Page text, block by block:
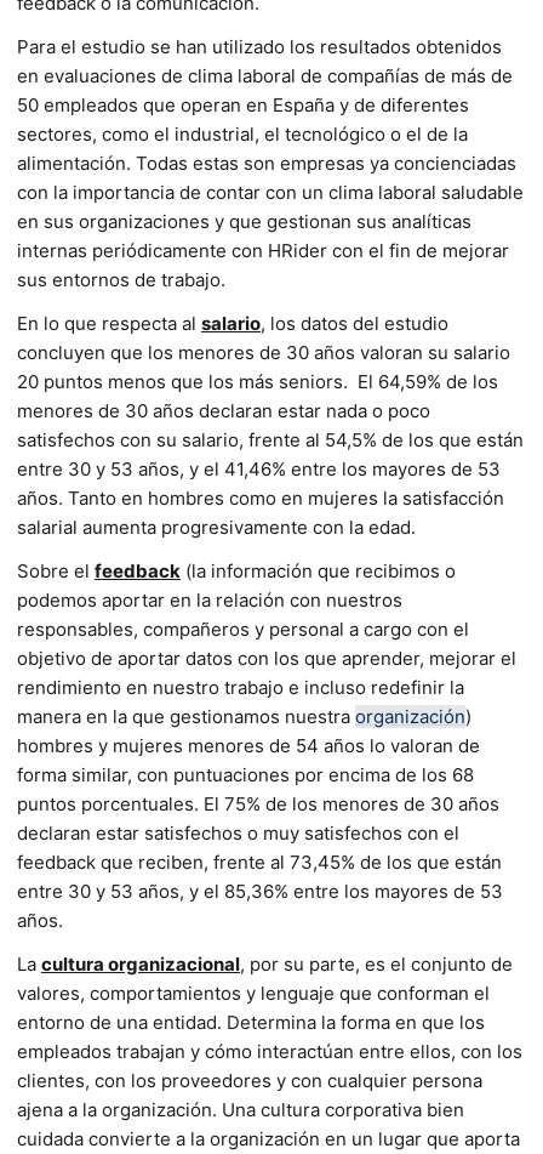
Para el estudio se han utilizado los resultados obtenidos
en evaluaciones de clima laboral de compañías de más de
50 empleados que operan en España y de diferentes
sectores, como el industrial, el tecnológico o el de la
alimentación. Todas estas son empresas ya concienciadas
con la importancia de contar con un clima laboral saludable
en sus organizaciones y que gestionan sus analíticas
internas periódicamente con HRider con el fin de mejorar
sus entornos de trabajo.
En lo que respecta al salario, los datos del estudio
concluyen que los menores de 30 años valoran su salario
20 puntos menos que los más seniors. El 64,59% de los
menores de 30 años declaran estar nada o poco
satisfechos con su salario, frente al 54,5% de los que están
entre 30 y 53 años, y el 41,46% entre los mayores de 53
años. Tanto en hombres como en mujeres la satisfacción
salarial aumenta progresivamente con la edad.
Sobre el feedback (la información que recibimos o
podemos aportar en la relación con nuestros
responsables, compañeros y personal a cargo con el
objetivo de aportar datos con los que aprender, mejorar el
rendimiento en nuestro trabajo e incluso redefinir la
manera en la que gestionamos nuestra organización)
hombres y mujeres menores de 54 años lo valoran de
forma similar, con puntuaciones por encima de los 68
puntos porcentuales. El 75% de los menores de 30 años
declaran estar satisfechos o muy satisfechos con el
feedback que reciben, frente al 73,45% de los que están
entre 30 y 53 años, y el 85,36% entre los mayores de 53
años.
La cultura organizacional, por su parte, es el conjunto de
valores, comportamientos y lenguaje que conforman el
entorno de una entidad. Determina la forma en que los
empleados trabajan y cómo interactúan entre ellos, con los
clientes, con los proveedores y con cualquier persona
ajena a la organización. Una cultura corporativa bien
cuidada convierte a la organización en un lugar que aporta